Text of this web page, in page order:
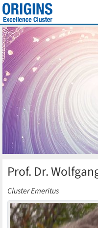
Prof. Dr.
Cluster Emeritus